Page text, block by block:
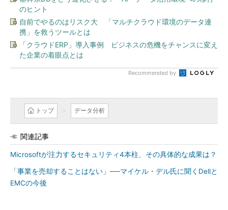
のヒント
自前でやるのはリスク大 「マルチクラウド環境のデータ連
携」を救うツールとは
「クラウドERP」導入事例 ビジネスの危機をチャンスに変え
た企業の着眼点とは
Recommended by
トップ データ分析
関連記事
Microsoftが注力するセキュリティ4本柱、その具体的な成果は？
「事業を売却することはない」──マイケル・デル氏に聞くDellと
EMCの今後